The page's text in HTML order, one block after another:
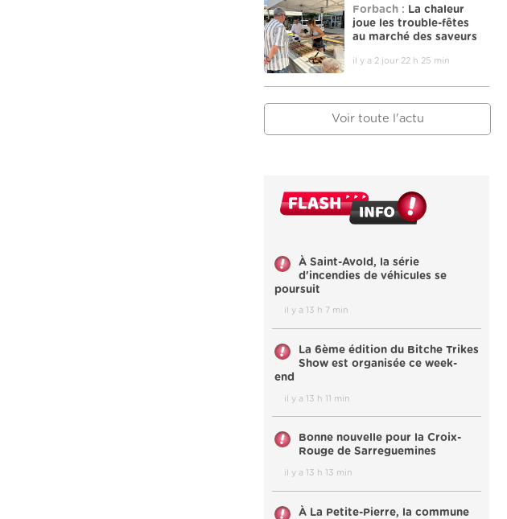
Forbach : La chaleur
joue les trouble-fêtes
au marché des saveurs
il y a 2 jour 22 h 25 min
Voir toute l'actu
À Saint-Avold, la série
d'incendies de véhicules se
poursuit
il y a 13 h 7 min
La 6ème édition du Bitche Trikes
Show est organisée ce week-
end
il y a 13 h 11 min
Bonne nouvelle pour la Croix-
Rouge de Sarreguemines
il y a 13 h 13 min
À La Petite-Pierre, la commune